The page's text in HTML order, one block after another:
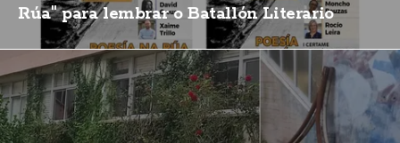
Rúa" para lembrar o Batallón Literario